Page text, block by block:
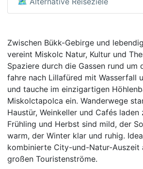
Zwischen Bükk-Gebirge und
vereint Miskolc Natur, Kultur und
Spaziere durch die Gassen rund um
fahre nach Lillafüred mit Wasserfall
und tauche im einzigartigen
Miskolctapolca ein. Wanderwege
Haustür, Weinkeller und Cafés laden
Frühling und Herbst sind mild, der
warm, der Winter klar und ruhig.
kombinierte City-und-Natur-Auszeit
großen Touristenströme.